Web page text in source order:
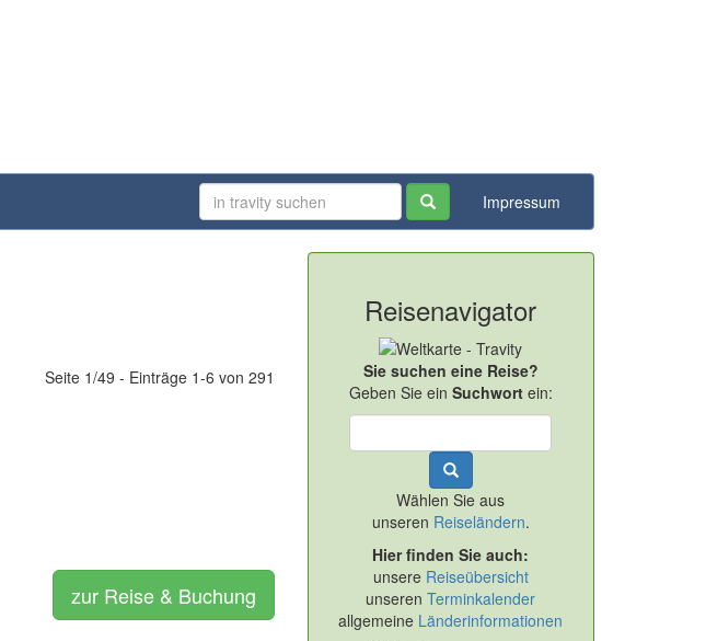
Impressum
Seite 1/49 - Einträge 1-6 von 291
zur Reise & Buchung
Reisenavigator
Sie suchen eine Reise?
Geben Sie ein Suchwortein:
Wählen Sie aus
unseren Reiseländern.
Hier finden Sie auch:
unsere Reiseübersicht
unserenTerminkalender
allgemeine Länderinformationen